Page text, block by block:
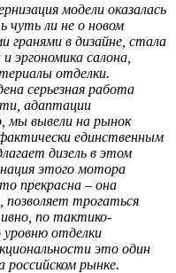
модели оказалась
чуть ли не о новом
гранями в дизайне, стала
эргономика салона,
отделки.
серьезная работа
адаптации
мы вывели на рынок
единственным
дизель в этом
этого мотора
прекрасна – она
трогаться
по тактико-
отделки
это один
российском рынке.